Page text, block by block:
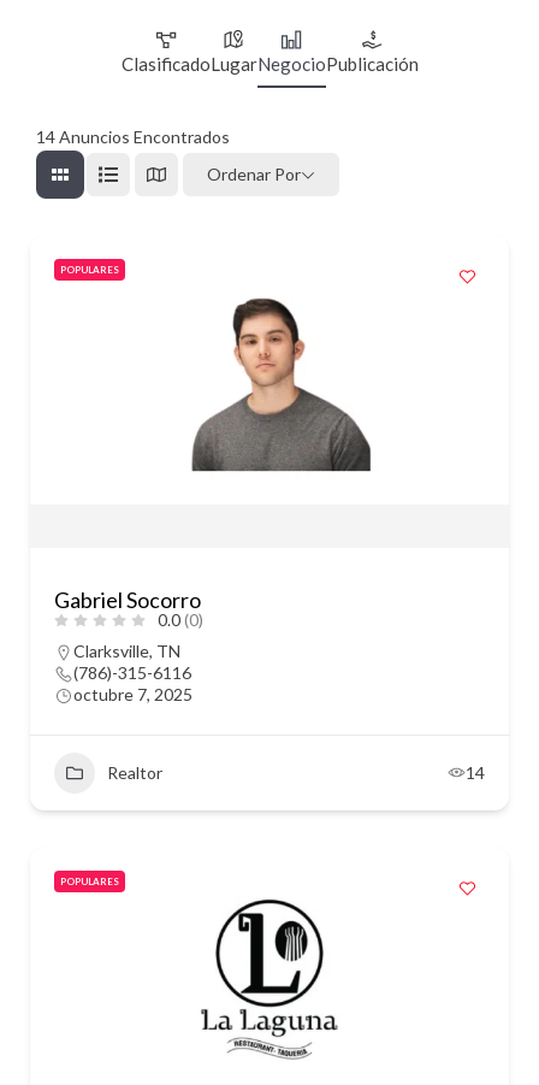
ClasificadoLugarNegocioPublicación
14Anuncios Encontrados
Ordenar Por
POPULARES
Gabriel Socorro
0.0(0)
Clarksville, TN
(786)-315-6116
octubre 7, 2025
Realtor 14
POPULARES